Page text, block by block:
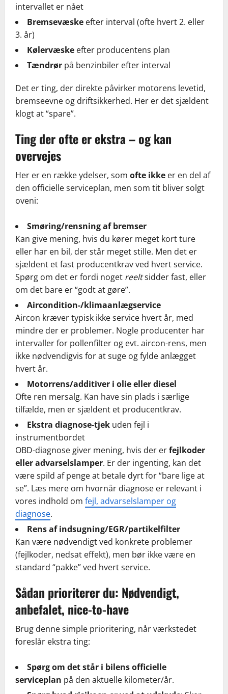
intervallet er nået
Bremsevæske efter interval (ofte hvert 2. eller
3. år)
Kølervæske efter producentens plan
Tændrør på benzinbiler efter interval
Det er ting, der direkte påvirker motorens levetid,
bremseevne og driftsikkerhed. Her er det sjældent
klogt at “spare”.
Ting der ofte er ekstra – og kan
overvejes
Her er en række ydelser, som ofte ikke er en del af
den officielle serviceplan, men som tit bliver solgt
oveni:
Smøring/rensning af bremser
Kan give mening, hvis du kører meget kort ture
eller har en bil, der står meget stille. Men det er
sjældent et fast producentkrav ved hvert service.
Spørg om det er fordi noget reeltsidder fast, eller
om det bare er “godt at gøre”.
Aircondition-/klimaanlægservice
Aircon kræver typisk ikke service hvert år, med
mindre der er problemer. Nogle producenter har
intervaller for pollenfilter og evt. aircon-rens, men
ikke nødvendigvis for at suge og fylde anlægget
hvert år.
Motorrens/additiver i olie eller diesel
Ofte ren mersalg. Kan have sin plads i særlige
tilfælde, men er sjældent et producentkrav.
Ekstra diagnose-tjek uden fejl i
instrumentbordet
OBD-diagnose giver mening, hvis der erfejlkoder
eller advarselslamper. Er der ingenting, kan det
være spild af penge at betale dyrt for “bare lige at
se”. Læs mere om hvornår diagnose er relevant i
vores indhold om fejl, advarselslamper og
diagnose.
Rens af indsugning/EGR/partikelfilter
Kan være nødvendigt ved konkrete problemer
(fejlkoder, nedsat effekt), men bør ikke være en
standard “pakke” ved hvert service.
Sådan prioriterer du: Nødvendigt,
anbefalet, nice-to-have
Brug denne simple prioritering, når værkstedet
foreslår ekstra ting:
Spørg om det står i bilens officielle
serviceplan på den aktuelle kilometer/år.